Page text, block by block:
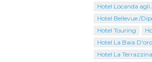
Hotel Locanda agli
Hotel Bellevue /
Hotel Touring
Hotel La Baia D'oro
Hotel La Terrazzina